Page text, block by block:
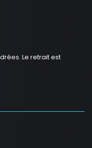
Le retrait est